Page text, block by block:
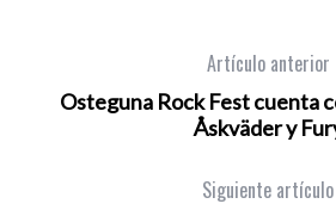
Artículo anterior
Osteguna Rock Fest cuenta
Åskväder y
Siguiente artículo